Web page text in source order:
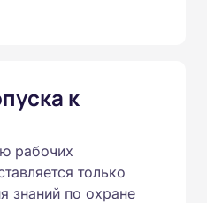
к
рабочих
только
знаний по охране